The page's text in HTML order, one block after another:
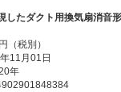
したダクト用換気扇消音形
（税別）
11月01日
年